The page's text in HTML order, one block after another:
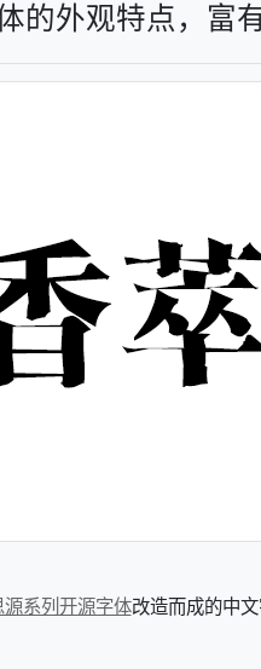
的外观特点，富
系列开源字体改造而成的中